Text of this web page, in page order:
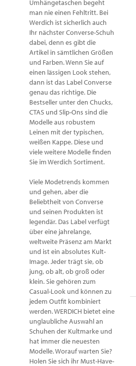
Umhängetaschen begeht
man nie einen Fehltritt. Bei
Werdich ist sicherlich auch
Ihr nächster Converse-Schuh
dabei, denn es gibt die
Artikel in sämtlichen Größen
und Farben. Wenn Sie auf
einen lässigen Look stehen,
dann ist das Label Converse
genau das richtige. Die
Bestseller unter den Chucks,
CTAS und Slip-Ons sind die
Modelle aus robustem
Leinen mit der typischen,
weißen Kappe. Diese und
viele weitere Modelle finden
Sie im Werdich Sortiment.
Viele Modetrends kommen
und gehen, aber die
Beliebtheit von Converse
und seinen Produkten ist
legendär. Das Label verfügt
über eine jahrelange,
weltweite Präsenz am Markt
und ist ein absolutes Kult-
Image. Jeder trägt sie, ob
jung, ob alt, ob groß oder
klein. Sie gehören zum
Casual-Look und können zu
jedem Outfit kombiniert
werden. WERDICH bietet eine
unglaubliche Auswahl an
Schuhen der Kultmarke und
hat immer die neuesten
Modelle. Worauf warten Sie?
Holen Sie sich ihr Must-Have-